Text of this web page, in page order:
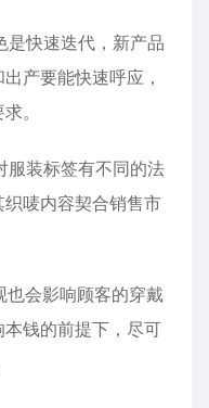
是快速迭代，新产品
产要能快速呼应，
。
服装标签有不同的法
唛内容契合销售市
也会影响顾客的穿戴
钱的前提下，尽可